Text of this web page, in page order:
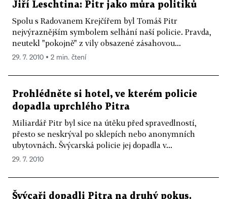
Jiří Leschtina: Pitr jako můra politiků
Spolu s Radovanem Krejčířem byl Tomáš Pitr
nejvýraznějším symbolem selhání naší policie. Pravda,
neutekl "pokojně" z vily obsazené zásahovou...
29. 7. 2010 ▪ 2 min. čtení
Prohlédněte si hotel, ve kterém policie
dopadla uprchlého Pitra
Miliardář Pitr byl sice na útěku před spravedlností,
přesto se neskrýval po sklepích nebo anonymních
ubytovnách. Švýcarská policie jej dopadla v...
29. 7. 2010
Švýcaři dopadli Pitra na druhý pokus.